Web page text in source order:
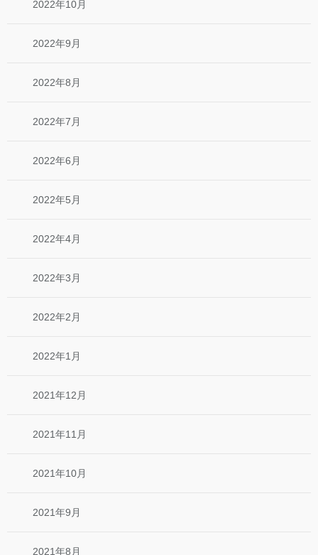
2022年10月
2022年9月
2022年8月
2022年7月
2022年6月
2022年5月
2022年4月
2022年3月
2022年2月
2022年1月
2021年12月
2021年11月
2021年10月
2021年9月
2021年8月